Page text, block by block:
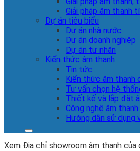
Giải pháp âm thanh
Dự án tiêu biểu
Dự án nhà nước
Dự án doanh nghiệp
Dự án tư nhân
Kiến thức âm thanh
Tin tức
Kiến thức âm thanh
Tư vấn chọn hệ
Thiết kế và lắp đặt
Công nghệ âm
Hướng dẫn sử dụng
Xem Địa chỉ showroom âm thanh của